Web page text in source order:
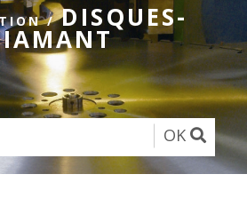
/DISQUES-
OK